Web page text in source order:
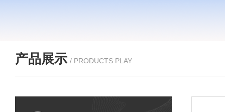
产品展示 / PRODUCTS PLAY